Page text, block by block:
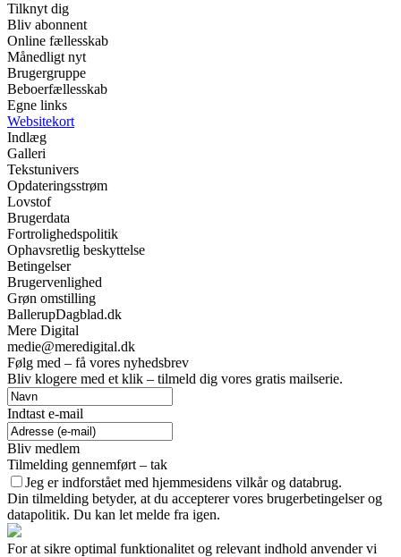
Tilknyt dig
Bliv abonnent
Online fællesskab
Månedligt nyt
Brugergruppe
Beboerfællesskab
Egne links
Websitekort
Indlæg
Galleri
Tekstunivers
Opdateringsstrøm
Lovstof
Brugerdata
Fortrolighedspolitik
Ophavsretlig beskyttelse
Betingelser
Brugervenlighed
Grøn omstilling
BallerupDagblad.dk
Mere Digital
medie@meredigital.dk
Følg med – få vores nyhedsbrev
Bliv klogere med et klik – tilmeld dig vores gratis mailserie.
Indtast e-mail
Bliv medlem
Tilmelding gennemført – tak
Jeg er indforstået med hjemmesidens vilkår og databrug.
Din tilmelding betyder, at du accepterer vores brugerbetingelser og
datapolitik. Du kan let melde fra igen.
For at sikre optimal funktionalitet og relevant indhold anvender vi